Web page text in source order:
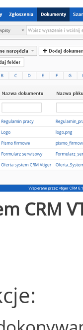
CRM